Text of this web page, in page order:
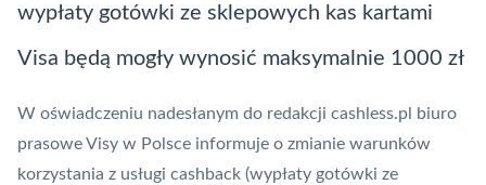
wypłaty gotówki ze sklepowych kas kartami
Visa będą mogły wynosić maksymalnie 1000 zł
W oświadczeniu nadesłanym do redakcji cashless.pl biuro
prasoweVisy w Polsce informuje o zmianie warunków
korzystania z usługi cashback (wypłaty gotówki ze